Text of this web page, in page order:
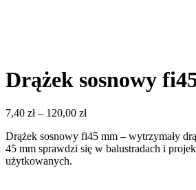
Drążek sosnowy
7,40 zł– 120,00 zł
Drążek sosnowy fi45 mm – wytrzymały
45 mm sprawdzi się w balustradach i
użytkowanych.